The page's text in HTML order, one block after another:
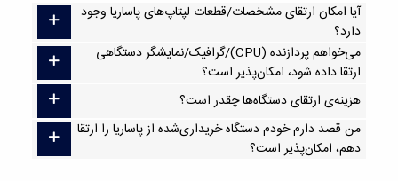
آیا امکان ارتقا‌ی مشخصات/قطعات لپتاپ‌های پاساریا وجود
دارد؟
می‌خواهم پردازنده (CPU)/گرافیک/نمایشگر دستگاهی
ارتقا داده شود، امکان‌پذیر است؟
هزینه‌ی ارتقای دستگاه‌ها چقدر است؟
من قصد دارم خودم دستگاه خریداری‌شده از پاساریا را ارتقا
دهم، امکان‌پذیر است؟